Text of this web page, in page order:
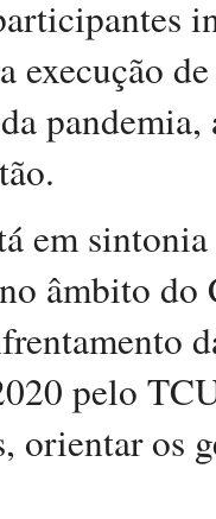
execução
em sintonia
âmbito do
pelo
orientar os